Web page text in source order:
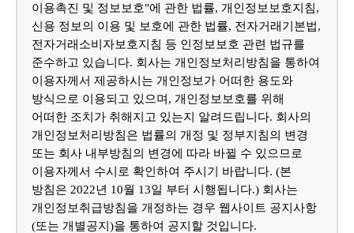
이용촉진 및 정보보호"에 관한 법률, 개인정보보호지침,
신용 정보의 이용 및 보호에 관한 법률, 전자거래기본법,
전자거래소비자보호지침 등 인정보보호 관련 법규를
준수하고 있습니다. 회사는 개인정보처리방침을 통하여
이용자께서 제공하시는 개인정보가 어떠한 용도와
방식으로 이용되고 있으며, 개인정보보호를 위해
어떠한 조치가 취해지고 있는지 알려드립니다. 회사의
개인정보처리방침은 법률의 개정 및 정부지침의 변경
또는 회사 내부방침의 변경에 따라 바뀔 수 있으므로
이용자께서 수시로 확인하여 주시기 바랍니다. (본
방침은 2022년 10월 13일 부터 시행됩니다.) 회사는
개인정보취급방침을 개정하는 경우 웹사이트 공지사항
(또는 개별공지)을 통하여 공지할 것입니다.